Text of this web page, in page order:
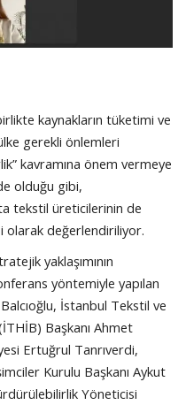
kaynakların tüketimi ve
gerekli önlemleri
kavramına önem vermeye
olduğu gibi,
tekstil üreticilerinin de
olarak değerlendiriliyor.
yaklaşımının
yöntemiyle yapılan
İstanbul Tekstil ve
Başkanı Ahmet
Ertuğrul Tanrıverdi,
Kurulu Başkanı Aykut
Yöneticisi